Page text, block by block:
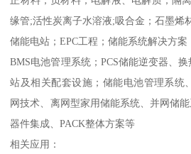
缘管;活性炭离子水溶液;吸合金；石墨烯
储能电站；EPC工程；储能系统解决方案
BMS电池管理系统；PCS储能逆变器、
站及相关配套设施；储能电池管理系统
网技术、离网型家用储能系统、并网储
器件集成、PACK整体方案等
相关应用：